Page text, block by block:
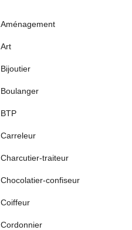
Aménagement
Art
Bijoutier
Boulanger
BTP
Carreleur
Charcutier-traiteur
Chocolatier-confiseur
Coiffeur
Cordonnier